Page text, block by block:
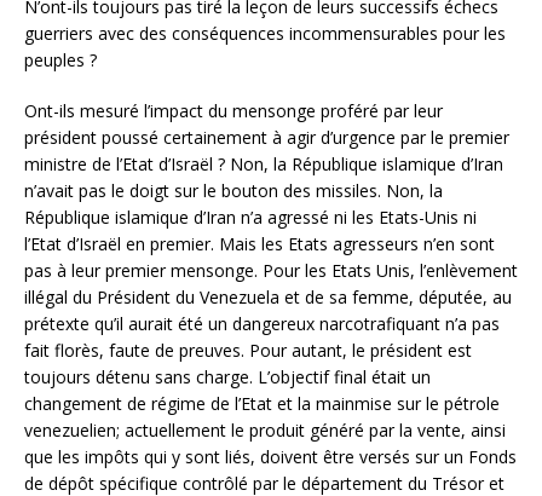
N’ont-ils toujours pas tiré la leçon de leurs successifs échecs
guerriers avec des conséquences incommensurables pour les
peuples ?
Ont-ils mesuré l’impact du mensonge proféré par leur
président poussé certainement à agir d’urgence par le premier
ministre de l’Etat d’Israël ? Non, la République islamique d’Iran
n’avait pas le doigt sur le bouton des missiles. Non, la
République islamique d’Iran n’a agressé ni les Etats-Unis ni
l’Etat d’Israël en premier. Mais les Etats agresseurs n’en sont
pas à leur premier mensonge. Pour les Etats Unis, l’enlèvement
illégal du Président du Venezuela et de sa femme, députée, au
prétexte qu’il aurait été un dangereux narcotrafiquant n’a pas
fait florès, faute de preuves. Pour autant, le président est
toujours détenu sans charge. L’objectif final était un
changement de régime de l’Etat et la mainmise sur le pétrole
venezuelien; actuellement le produit généré par la vente, ainsi
que les impôts qui y sont liés, doivent être versés sur un Fonds
de dépôt spécifique contrôlé par le département du Trésor et